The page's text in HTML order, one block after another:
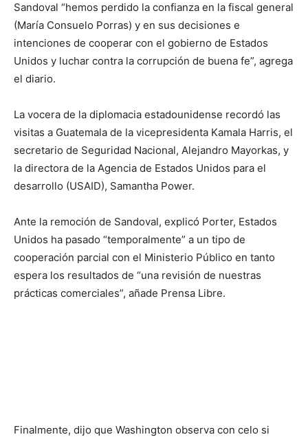
Sandoval “hemos perdido la confianza en la fiscal general
(María Consuelo Porras) y en sus decisiones e
intenciones de cooperar con el gobierno de Estados
Unidos y luchar contra la corrupción de buena fe”, agrega
el diario.
La vocera de la diplomacia estadounidense recordó las
visitas a Guatemala de la vicepresidenta Kamala Harris, el
secretario de Seguridad Nacional, Alejandro Mayorkas, y
la directora de la Agencia de Estados Unidos para el
desarrollo (USAID), Samantha Power.
Ante la remoción de Sandoval, explicó Porter, Estados
Unidos ha pasado “temporalmente” a un tipo de
cooperación parcial con el Ministerio Público en tanto
espera los resultados de “una revisión de nuestras
prácticas comerciales”, añade Prensa Libre.
Finalmente, dijo que Washington observa con celo si